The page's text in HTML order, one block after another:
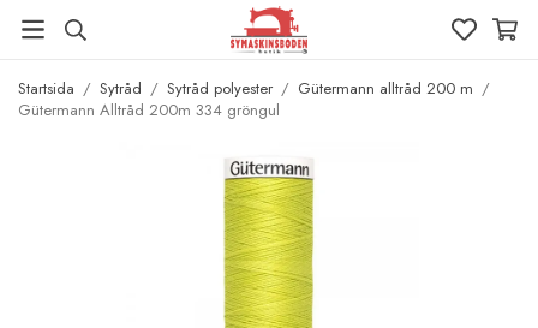
Startsida / Sytråd / Sytråd polyester / Gütermann alltråd 200 m /
Gütermann Alltråd 200m 334 gröngul